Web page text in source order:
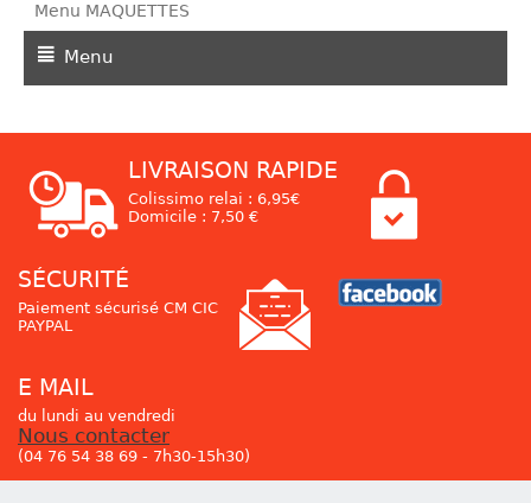
Menu MAQUETTES
Menu
LIVRAISON RAPIDE
Colissimo relai : 6,95€
Domicile : 7,50 €
SÉCURITÉ
Paiement sécurisé CM CIC
PAYPAL
E MAIL
du lundi au vendredi
Nous contacter
(04 76 54 38 69 - 7h30-15h30)